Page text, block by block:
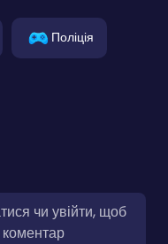
Поліція
чи увійти, щоб